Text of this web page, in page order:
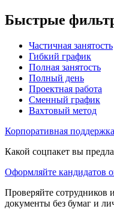
Быстрые
Частичная занятость
Гибкий график
Полная занятость
Полный день
Проектная работа
Сменный график
Вахтовый метод
Корпоративная
Какой соцпакет вы
Оформляйте кандидатов
Проверяйте сотрудников
документы без бумаг и